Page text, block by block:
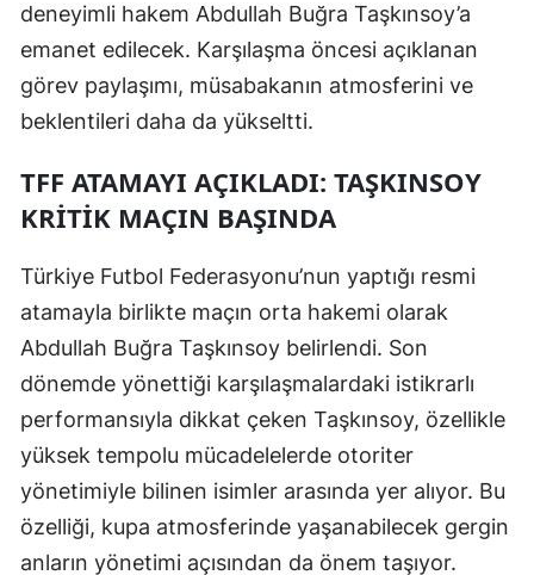
Hakkari
Hatay
Mersin
İzmir
Kars
Kastamonu
Kayseri
Kırklareli
Kırşehir
Kocaeli
deneyimli hakem Abdullah Buğra Taşkınsoy’a
emanet edilecek. Karşılaşma öncesi açıklanan
görev paylaşımı, müsabakanın atmosferini ve
beklentileri daha da yükseltti.
TFF ATAMAYI AÇIKLADI: TAŞKINSOY
KRITIK MAÇIN BAŞINDA
Türkiye Futbol Federasyonu’nun yaptığı resmi
atamayla birlikte maçın orta hakemi olarak
Abdullah Buğra Taşkınsoy belirlendi. Son
dönemde yönettiği karşılaşmalardaki istikrarlı
performansıyla dikkat çeken Taşkınsoy, özellikle
yüksek tempolu mücadelelerde otoriter
yönetimiyle bilinen isimler arasında yer alıyor. Bu
özelliği, kupa atmosferinde yaşanabilecek gergin
anların yönetimi açısından da önem taşıyor.